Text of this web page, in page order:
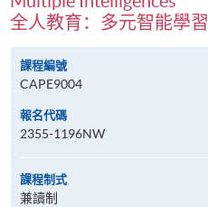
全人教育：多元智能學習
課程編號
CAPE9004
報名代碼
2355-1196NW
課程制式
兼讀制